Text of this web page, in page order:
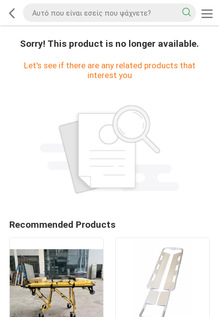
Sorry! This product is no longer available.
Let's see if there are any related products that
interest you
Recommended Products